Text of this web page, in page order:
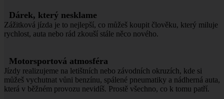
Dárek, který nesklame
Zážitková jízda je to nejlepší, co můžeš koupit člověku, který miluje
rychlost, auta nebo rád zkouší stále něco nového.
Motorsportová atmosféra
Jízdy realizujeme na letištních nebo závodních okruzích, kde si
můžeš vychutnat vůni benzínu, spálené pneumatiky a nádherná auta,
která v běžném provozu nevidíš. Prostě všechno, co k tomu patří.